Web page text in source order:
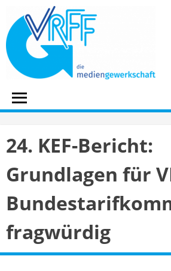
content
24. KEF-Bericht:
Grundlagen für
fragwürdig